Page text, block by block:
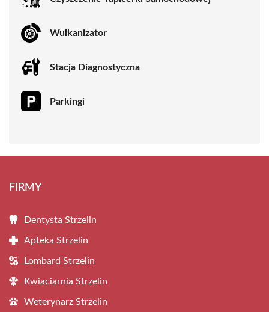
Wulkanizator
Stacja Diagnostyczna
Parkingi
FIRMY
Dentysta Strzelin
Apteka Strzelin
Lombard Strzelin
Kwiaciarnia Strzelin
Weterynarz Strzelin